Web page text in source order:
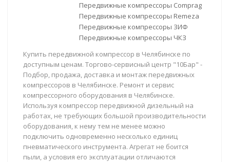
Передвижные компрессоры Comprag
Передвижные компрессоры Remeza
Передвижные компрессоры ЗИФ
Передвижные компрессоры ЧКЗ
Купить передвижной компрессор в Челябинске по
доступным ценам. Торгово-сервисный центр "10Бар" -
Подбор, продажа, доставка и монтаж передвижных
компрессоров в Челябинске. Ремонт и сервис
компрессорного оборудования в Челябинске.
Используя компрессор передвижной дизельный на
работах, не требующих большой производительности
оборудования, к нему тем не менее можно
подключить одновременно несколько единиц
пневматического инструмента. Агрегат не боится
пыли, а условия его эксплуатации отличаются